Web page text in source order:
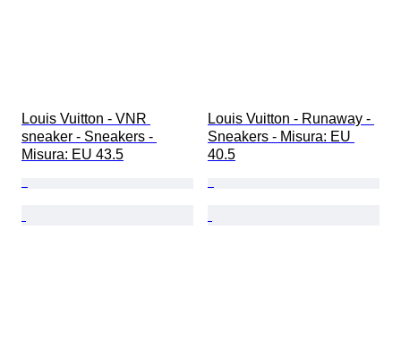
Louis Vuitton - VNR
sneaker - Sneakers -
Misura: EU 43.5
Louis Vuitton - Runaway -
Sneakers - Misura: EU
40.5